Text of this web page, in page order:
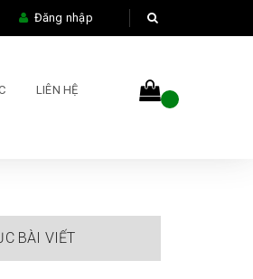
Đăng nhập
LIÊN HỆ
BÀI VIẾT